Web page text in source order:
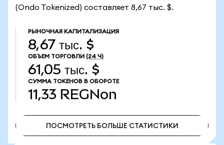
(Ondo Tokenized) составляет 8,67 тыс. $.
РЫНОЧНАЯ КАПИТАЛИЗАЦИЯ
8,67 тыс. $
ОБЪЕМ ТОРГОВЛИ (24 Ч)
61,05 тыс. $
СУММА ТОКЕНОВ В ОБОРОТЕ
11,33 REGNon
ПОСМОТРЕТЬ БОЛЬШЕ СТАТИСТИКИ